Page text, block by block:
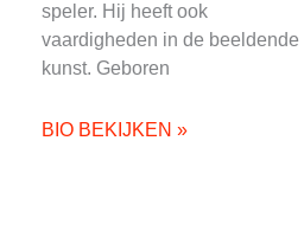
speler. Hij heeft ook
vaardigheden in de beeldende
kunst. Geboren
BIO BEKIJKEN »